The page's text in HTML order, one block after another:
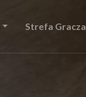
Strefa Gracza